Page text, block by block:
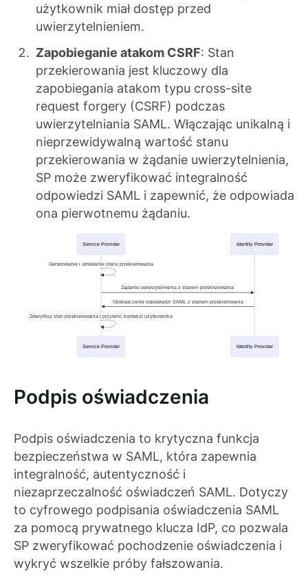
użytkownik miał dostęp przed
uwierzytelnieniem.
Zapobieganie atakom CSRF: Stan
przekierowania jest kluczowy dla
zapobiegania atakom typu cross-site
request forgery (CSRF) podczas
uwierzytelniania SAML. Włączając unikalną i
nieprzewidywalną wartość stanu
przekierowania w żądanie uwierzytelnienia,
SP może zweryfikować integralność
odpowiedzi SAML i zapewnić, że odpowiada
ona pierwotnemu żądaniu.
Podpis oświadczenia
Podpis oświadczenia to krytyczna funkcja
bezpieczeństwa w SAML, która zapewnia
integralność, autentyczność i
niezaprzeczalność oświadczeń SAML. Dotyczy
to cyfrowego podpisania oświadczenia SAML
za pomocą prywatnego klucza IdP, co pozwala
SP zweryfikować pochodzenie oświadczenia i
wykryć wszelkie próby fałszowania.